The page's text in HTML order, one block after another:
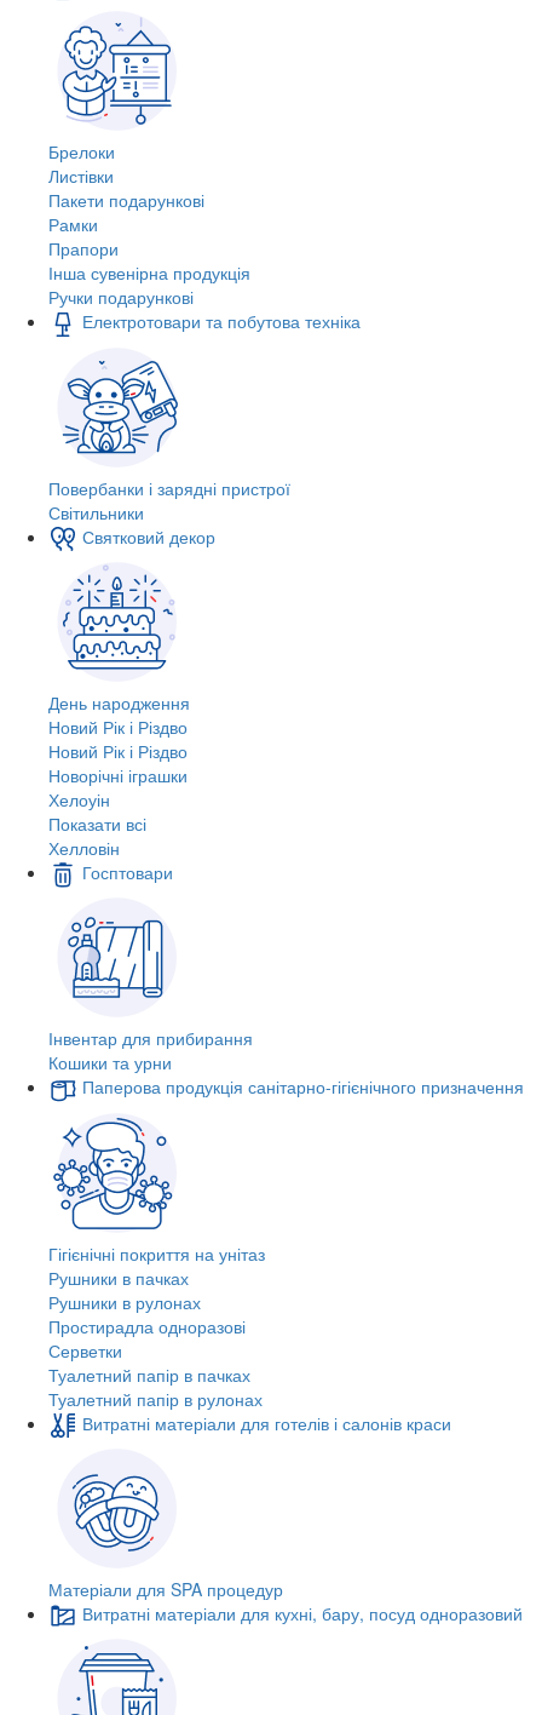
Брелоки
Листівки
Пакети подарункові
Рамки
Прапори
Інша сувенірна продукція
Ручки подарункові
Електротовари та побутова техніка
Повербанки і зарядні пристрої
Світильники
Святковий декор
День народження
Новий Рік і Різдво
Новий Рік і Різдво
Новорічні іграшки
Хелоуін
Показати всі
Хелловін
Госптовари
Інвентар для прибирання
Кошики та урни
Паперова продукція санітарно-гігієнічного призначення
Гігієнічні покриття на унітаз
Рушники в пачках
Рушники в рулонах
Простирадла одноразові
Серветки
Туалетний папір в пачках
Туалетний папір в рулонах
Витратні матеріали для готелів і салонів краси
Матеріали для SPA процедур
Витратні матеріали для кухні, бару, посуд одноразовий